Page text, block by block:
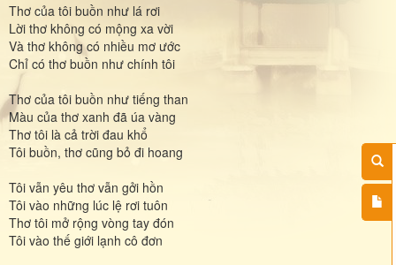
Thơ của tôi buồn như lá rơi
Lời thơ không có mộng xa vời
Và thơ không có nhiều mơ ước
Chỉ có thơ buồn như chính tôi
Thơ của tôi buồn như tiếng than
Màu của thơ xanh đã úa vàng
Thơ tôi là cả trời đau khổ
Tôi buồn, thơ cũng bỏ đi hoang
Tôi vẫn yêu thơ vẫn gởi hồn
Tôi vào những lúc lệ rơi tuôn
Thơ tôi mở rộng vòng tay đón
Tôi vào thế giới lạnh cô đơn